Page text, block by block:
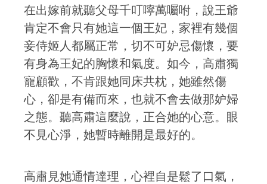
在出嫁前就聽父母千叮嚀萬囑咐，說王爺
肯定不會只有她這一個王妃，家裡有幾個
妾侍姬人都屬正常，切不可妒忌傷懷，要
有身為王妃的胸懷和氣度。如今，高肅獨
寵顧歡，不肯跟她同床共枕，她雖然傷
心，卻是有備而來，也就不會去做那妒婦
之態。聽高肅這麼說，正合她的心意。眼
不見心淨，她暫時離開是最好的。
高肅見她通情達理，心裡自是鬆了口氣，